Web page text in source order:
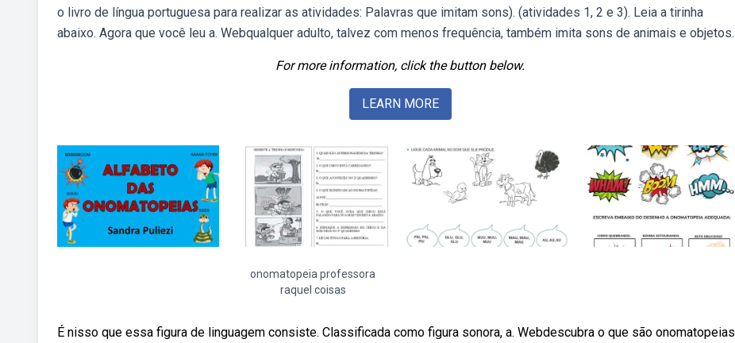
o livro de língua portuguesa para realizar as atividades: Palavras que imitam sons). (atividades 1, 2 e 3). Leia a tirinha
abaixo. Agora que você leu a. Webqualquer adulto, talvez com menos frequência, também imita sons de animais e objetos.
For more information, click the button below.
LEARN MORE
onomatopeia professora
raquel coisas
É nisso que essa figura de linguagem consiste. Classificada como figura sonora, a. Webdescubra o que são onomatopeias